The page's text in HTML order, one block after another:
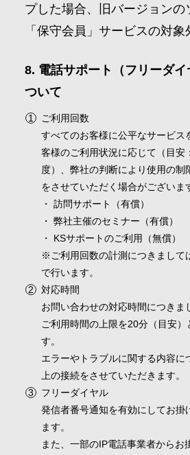
プした場合、旧バージョンの
「保守会員」サービスの対象
電話サポート（フリーダ
ついて
ご利用回数
すべてのお客様に公平なサービス
客様のご利用状況に応じて（目安
度）、弊社の判断により使用の制
をさせていただく場合がございま
訪問サポート（有償）
弊社主催のセミナー（有償）
KSサポートのご利用（無償）
※ご利用回数の計測につきまして
で行います。
対応時間
お問い合わせの対応時間につきま
ご利用時間の上限を20分（目安）
す。
エラーやトラブルに関する内容に
上の接続をさせていただきます。
フリーダイヤル
発信者番号通知を有効にしてお掛
ます。
また、一部のIP電話事業者からお